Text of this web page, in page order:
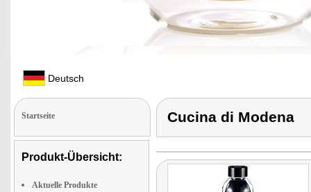
Deutsch
Startseite
Produkt-Übersicht:
Aktuelle Produkte
Cucina di Modena